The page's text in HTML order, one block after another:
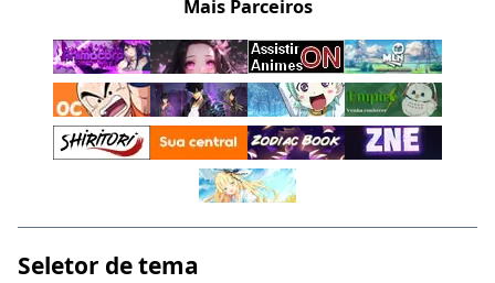
Mais Parceiros
Seletor de tema